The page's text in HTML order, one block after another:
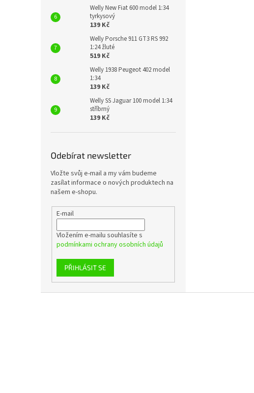
Welly New Fiat 600 model 1:34
tyrkysový
139 Kč
Welly Porsche 911 GT3 RS 992
1:24 žluté
519 Kč
Welly 1938 Peugeot 402 model
1:34
139 Kč
Welly SS Jaguar 100 model 1:34
stříbrný
139 Kč
Odebírat newsletter
Vložte svůj e-mail a my vám budeme
zasílat informace o nových produktech na
našem e-shopu.
E-mail
Vložením e-mailu souhlasíte s
podmínkami ochrany osobních údajů
PŘIHLÁSIT SE